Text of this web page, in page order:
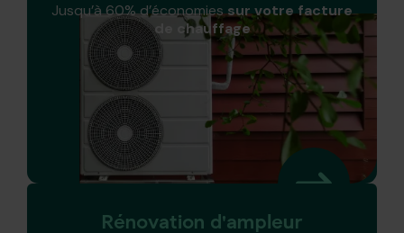
Jusqu’à 60% d’économiessur votre facture
de chauffage
Rénovation d'ampleur